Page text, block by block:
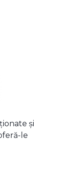
și
le